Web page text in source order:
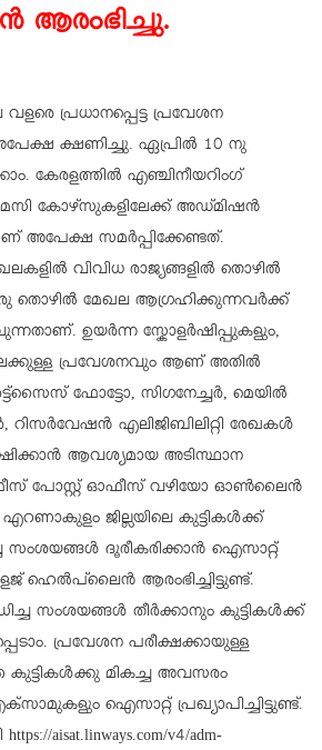
പ്രധാനപ്പെട്ട പ്രവേശന
ക്ഷണിച്ചു. ഏപ്രിൽ 10 നു
കേരളത്തിൽ എഞ്ചിനീയറിംഗ്
കോഴ്സുകളിലേക്ക് അഡ്മിഷൻ
അപേക്ഷ സമർപ്പിക്കേണ്ടത്.
വിവിധ രാജ്യങ്ങളിൽ തൊഴിൽ
തൊഴിൽ മേഖല ആഗ്രഹിക്കുന്നവർക്ക്
ഉയർന്ന സ്കോളർഷിപ്പുകളും,
പ്രവേശനവും ആണ് അതിൽ
ഫോട്ടോ, സിഗനേച്ചർ, മെയിൽ
എലിജിബിലിറ്റി രേഖകൾ
ആവശ്യമായ അടിസ്ഥാന
പോസ്റ്റ്‌ ഓഫീസ് വഴിയോ ഓൺലൈൻ
ജില്ലയിലെ കുട്ടികൾക്ക്
ദൂരീകരിക്കാൻ ഐസാറ്റ്
ഹെൽപ്‌ലൈൻ ആരംഭിച്ചിട്ടുണ്ട്.
സംശയങ്ങൾ തീർക്കാനും കുട്ടികൾക്ക്
പ്രവേശന പരീക്ഷക്കായുള്ള
കുട്ടികൾക്കു മികച്ച അവസരം
ഐസാറ്റ് പ്രഖ്യാപിച്ചിട്ടുണ്ട്.
aisat.linways.com/v4/adm-